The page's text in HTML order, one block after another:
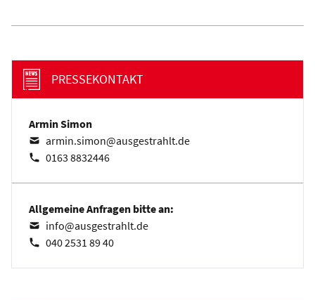
PRESSEKONTAKT
Armin Simon
armin.simon@ausgestrahlt.de
0163 8832446
Allgemeine Anfragen bitte an:
info@ausgestrahlt.de
040 2531 89 40